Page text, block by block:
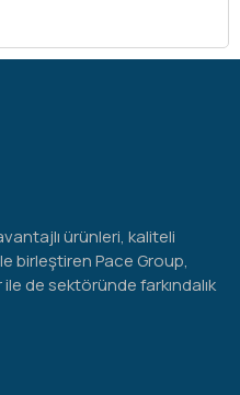
ürünleri, kaliteli
birleştiren Pace Group,
de sektöründe farkındalık